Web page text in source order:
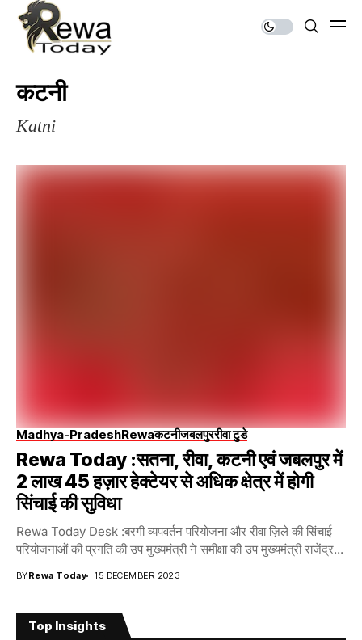
कटनी
Katni
Madhya-PradeshRewaकटनीजबलपुररीवा टुडे
Rewa Today :सतना, रीवा, कटनी एवं जबलपुर में
2 लाख 45 हज़ार हेक्टेयर से अधिक क्षेत्र में होगी
सिंचाई की सुविधा
Rewa Today Desk :बरगी व्यपवर्तन परियोजना और रीवा ज़िले की सिंचाई
परियोजनाओं की प्रगति की उप मुख्यमंत्री ने समीक्षा की उप मुख्यमंत्री राजेंद्र...
BYRewa Today 15 DECEMBER 2023
Top Insights